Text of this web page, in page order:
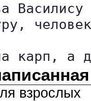
карп, а
взрослых